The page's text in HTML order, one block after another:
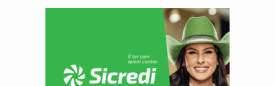
ENTRADA GRATUITA:Espetáculo As Marias Somos Nós será
Três são presos após furto de motocicleta em frente
CELEBRAÇÃO:Cerejeiras completa 43 anos de emancipação com
SAÚDE:Anvisa desmente boato sobre presença de plástico ou